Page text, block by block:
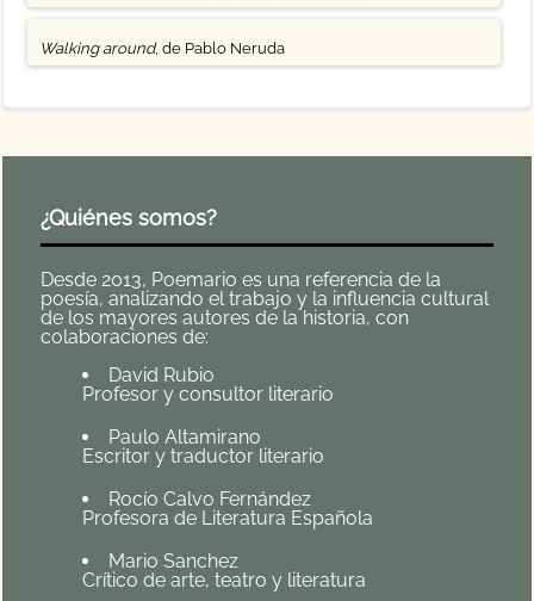
Walking around, de Pablo Neruda
¿Quiénes somos?
Desde 2013, Poemario es una referencia de la
poesía, analizando el trabajo y la influencia cultural
de los mayores autores de la historia, con
colaboraciones de:
David Rubio
Profesor y consultor literario
Paulo Altamirano
Escritor y traductor literario
Rocío Calvo Fernández
Profesora de Literatura Española
Mario Sanchez
Crítico de arte, teatro y literatura